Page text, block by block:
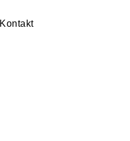
Kontakt